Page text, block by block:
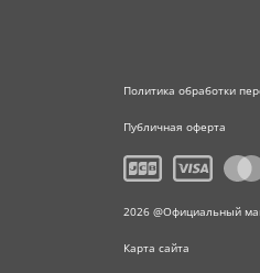
Политика обработки
Публичная оферта
2026 @Официальный
Карта сайта